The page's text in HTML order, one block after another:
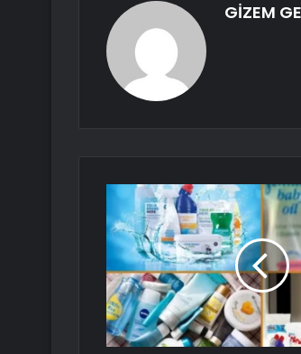
GİZEM